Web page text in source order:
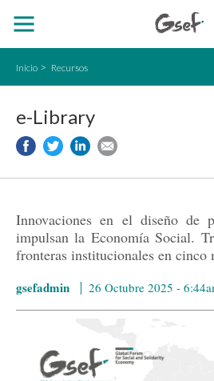
Inicio Recursos
e-Library
Innovaciones en el diseño de
impulsan la Economía Social.
fronteras institucionales en cinco
gsefadmin 26 Octubre 2025 -